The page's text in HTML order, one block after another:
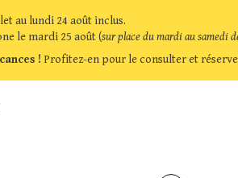
au lundi 24 août inclus.
le mardi 25 août (sur place du mardi au samedi
! Profitez-en pour le consulter et